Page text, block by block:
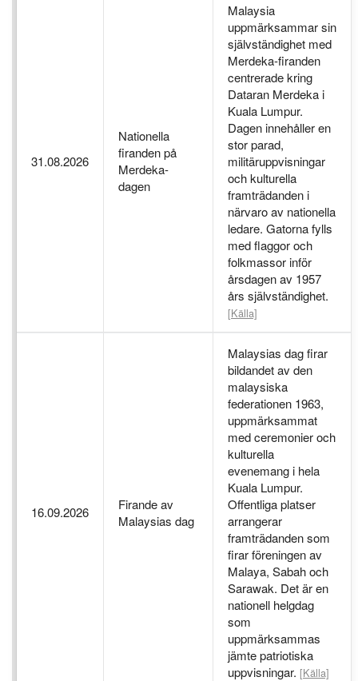
31.08.2026
Nationella
firanden på
Merdeka-
dagen
Malaysia
uppmärksammar sin
självständighet med
Merdeka-firanden
centrerade kring
Dataran Merdeka i
Kuala Lumpur.
Dagen innehåller en
stor parad,
militäruppvisningar
och kulturella
framträdanden i
närvaro av nationella
ledare. Gatorna fylls
med flaggor och
folkmassor inför
årsdagen av 1957
års självständighet.
[Källa]
16.09.2026
Firande av
Malaysias dag
Malaysias dag firar
bildandet av den
malaysiska
federationen 1963,
uppmärksammat
med ceremonier och
kulturella
evenemang i hela
Kuala Lumpur.
Offentliga platser
arrangerar
framträdanden som
firar föreningen av
Malaya, Sabah och
Sarawak. Det är en
nationell helgdag
som
uppmärksammas
jämte patriotiska
uppvisningar. [Källa]